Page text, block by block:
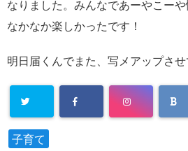
なりました。みんなであーやこー
なかなか楽しかったです！
明日届くんでまた、写メアップさせ
子育て